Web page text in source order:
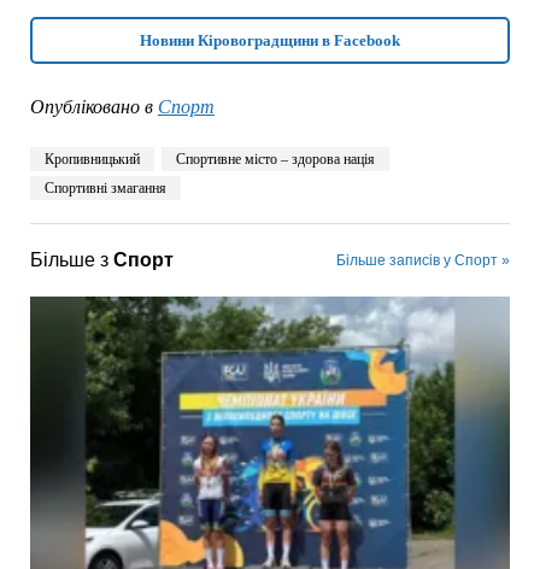
Новини Кіровоградщини в Facebook
Опубліковано в Спорт
Кропивницький
Спортивне місто – здорова нація
Спортивні змагання
Більше з Спорт Більше записів у Спорт »